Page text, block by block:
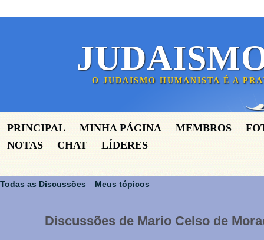
O JUDAISMO HUMANISTA É A
PRINCIPAL MINHA PÁGINA MEMBROS
NOTAS
CHAT LÍDERES
Todas as Discussões Meus tópicos
Discussões de Mario Celso de